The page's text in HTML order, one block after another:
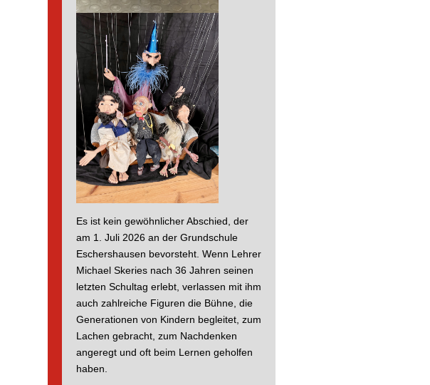
Es ist kein gewöhnlicher Abschied, der
am 1. Juli 2026 an der Grundschule
Eschershausen bevorsteht. Wenn Lehrer
Michael Skeries nach 36 Jahren seinen
letzten Schultag erlebt, verlassen mit ihm
auch zahlreiche Figuren die Bühne, die
Generationen von Kindern begleitet, zum
Lachen gebracht, zum Nachdenken
angeregt und oft beim Lernen geholfen
haben.